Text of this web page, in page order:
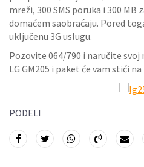
mreži, 300 SMS poruka i 300 MB
domaćem saobraćaju. Pored
uključenu 3G uslugu.
Pozovite 064/790 i naručite
LG GM205 i paket će vam stići na
PODELI